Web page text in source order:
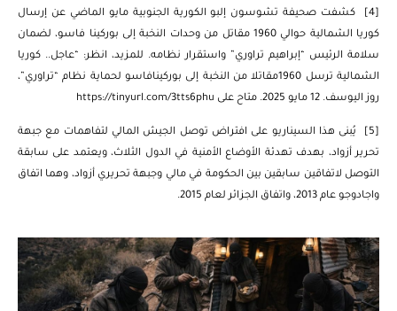
[4]
كشفت صحيفة تشوسون إلبو الكورية الجنوبية مايو الماضي عن إرسال
كوريا الشمالية حوالي 1960 مقاتل من وحدات النخبة إلى بوركينا فاسو، لضمان
سلامة الرئيس “إبراهيم تراوري” واستقرار نظامه. للمزيد، انظر: “عاجل.. كوريا
الشمالية ترسل 1960مقاتلا من النخبة إلى بوركينافاسو لحماية نظام “تراوري”،
روز اليوسف. 12 مايو 2025. متاح على
https://tinyurl.com/3tts6phu
[5]
يُبنى هذا السيناريو على افتراض توصل الجيش المالي لتفاهمات مع جبهة
تحرير أزواد، بهدف تهدئة الأوضاع الأمنية في الدول الثلاث، ويعتمد على سابقة
التوصل لاتفاقين سابقين بين الحكومة في مالي وجبهة تحريري أزواد، وهما اتفاق
واجادوجو عام 2013، واتفاق الجزائر لعام 2015.